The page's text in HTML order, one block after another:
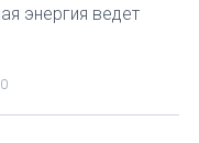
энергия ведет
0